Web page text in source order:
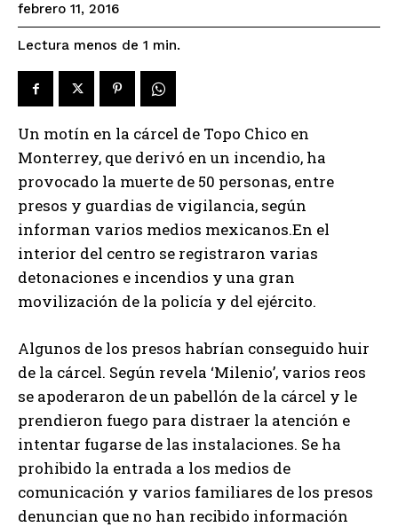
febrero 11, 2016
Lectura menos de 1 min.
Un motín en la cárcel de Topo Chico en
Monterrey, que derivó en un incendio, ha
provocado la muerte de 50 personas, entre
presos y guardias de vigilancia, según
informan varios medios mexicanos.En el
interior del centro se registraron varias
detonaciones e incendios y una gran
movilización de la policía y del ejército.
Algunos de los presos habrían conseguido huir
de la cárcel. Según revela ‘Milenio’, varios reos
se apoderaron de un pabellón de la cárcel y le
prendieron fuego para distraer la atención e
intentar fugarse de las instalaciones. Se ha
prohibido la entrada a los medios de
comunicación y varios familiares de los presos
denuncian que no han recibido información